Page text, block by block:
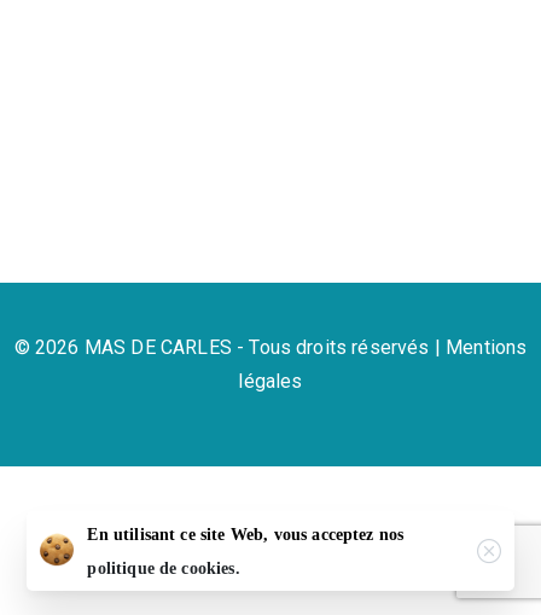
© 2026 MAS DE CARLES - Tous droits réservés | Mentions
légales
En utilisant ce site Web, vous acceptez nos
politique de cookies.